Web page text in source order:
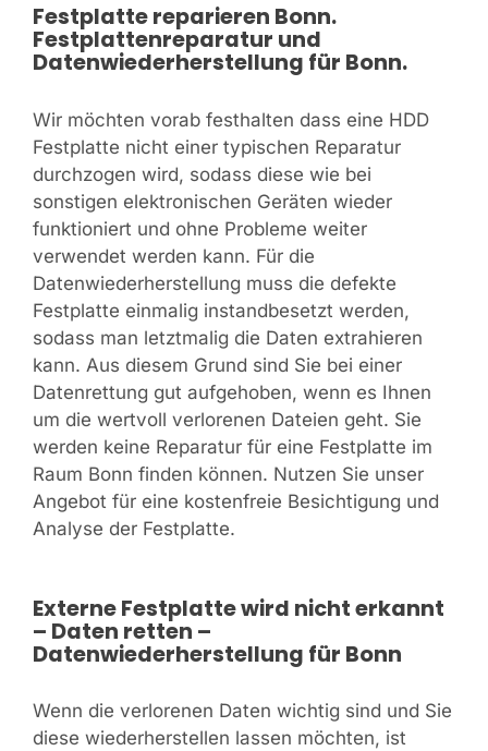
Festplatte reparieren Bonn.
Festplattenreparatur und
Datenwiederherstellung für Bonn.
Wir möchten vorab festhalten dass eine HDD
Festplatte nicht einer typischen Reparatur
durchzogen wird, sodass diese wie bei
sonstigen elektronischen Geräten wieder
funktioniert und ohne Probleme weiter
verwendet werden kann. Für die
Datenwiederherstellung muss die defekte
Festplatte einmalig instandbesetzt werden,
sodass man letztmalig die Daten extrahieren
kann. Aus diesem Grund sind Sie bei einer
Datenrettung gut aufgehoben, wenn es Ihnen
um die wertvoll verlorenen Dateien geht. Sie
werden keine Reparatur für eine Festplatte im
Raum Bonn finden können. Nutzen Sie unser
Angebot für eine kostenfreie Besichtigung und
Analyse der Festplatte.
Externe Festplatte wird nicht erkannt
– Daten retten –
Datenwiederherstellung für Bonn
Wenn die verlorenen Daten wichtig sind und Sie
diese wiederherstellen lassen möchten, ist